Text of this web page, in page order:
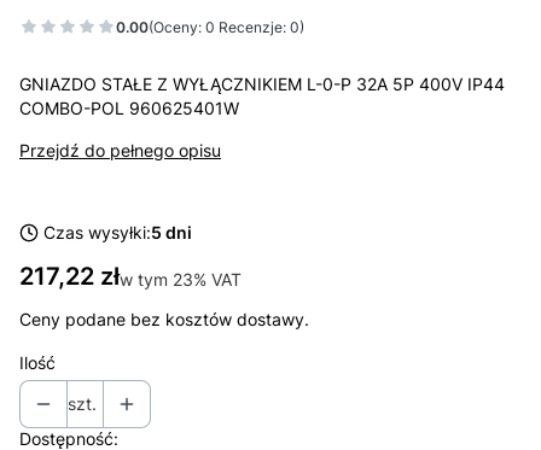
0.00(Oceny: 0 Recenzje: 0)
GNIAZDO STAŁE Z WYŁĄCZNIKIEM L-0-P 32A 5P 400V IP44
COMBO-POL 960625401W
Przejdź do pełnego opisu
Czas wysyłki:5 dni
Cena
217,22 złw tym 23% VAT
w tym 23% VAT
Ceny podane bez kosztów dostawy.
Ilość
szt.
Dostępność: